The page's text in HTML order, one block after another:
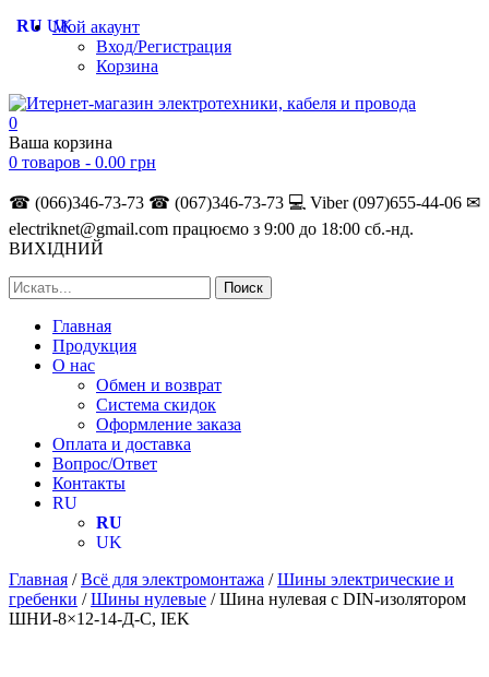
Мой акаунт
Вход/Регистрация
Корзина
0
Ваша корзина
0 товаров - 0.00 грн
☎ (066)346-73-73 ☎ (067)346-73-73 💻 Viber (097)655-44-06 ✉
electriknet@gmail.com працюємо з 9:00 до 18:00 сб.-нд.
ВИХІДНИЙ
Главная
Продукция
О нас
Обмен и возврат
Система скидок
Оформление заказа
Оплата и доставка
Вопрос/Ответ
Контакты
RU
RU
UK
Главная /Всё для электромонтажа /Шины электрические и
гребенки /Шины нулевые / Шина нулевая с DIN-изолятором
ШНИ-8×12-14-Д-С, IEK
RU UK